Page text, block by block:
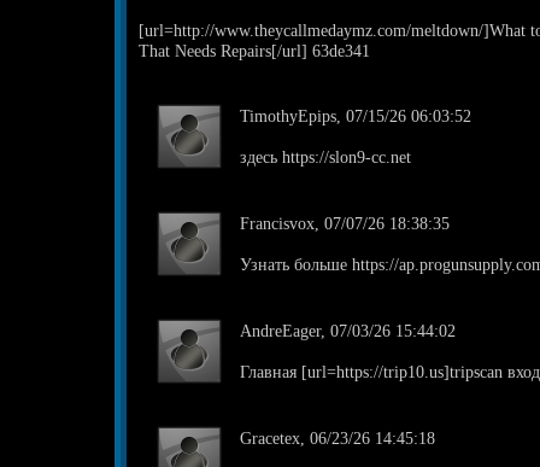
[url=http://www.theycallmedaymz.com/meltdown/]What
That Needs Repairs[/url] 63de341
TimothyEpips, 07/15/26 06:03:52
здесь https://slon9-cc.net
Francisvox, 07/07/26 18:38:35
Узнать больше https://
AndreEager, 07/03/26 15:44:02
Главная [url=https://trip10.us]tripscan
Gracetex, 06/23/26 14:45:18